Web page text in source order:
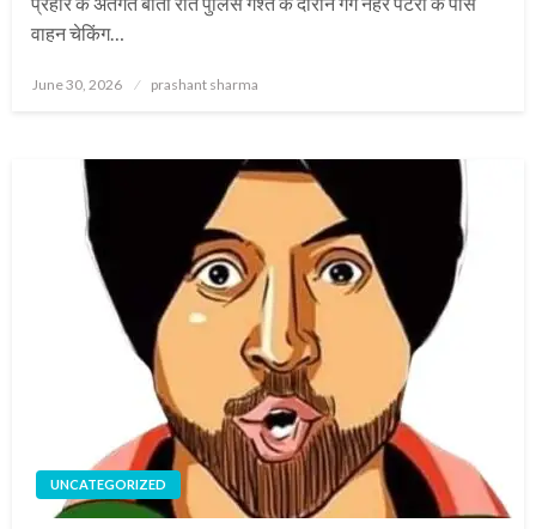
वाहन चेकिंग…
Posted
June 30, 2026 prashant sharma
UNCATEGORIZED